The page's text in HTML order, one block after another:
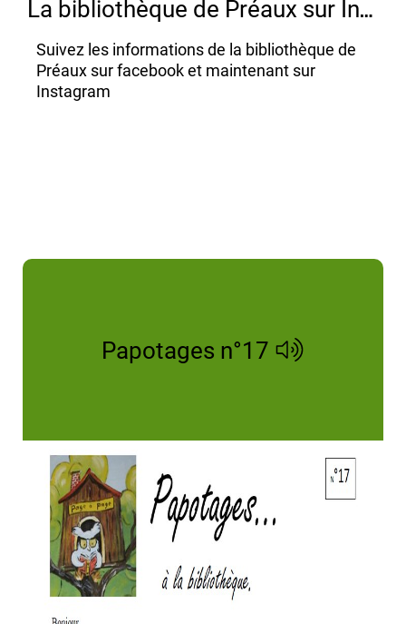
Suivez les informations de la bibliothèque de
Préaux sur facebook et maintenant sur
Instagram
Papotages n°17